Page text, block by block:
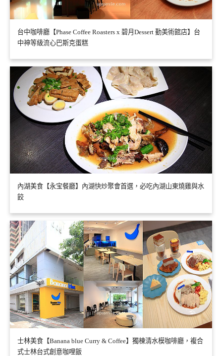
台中咖啡廳【Phase Coffee Roasters x 碧月Dessert 勤美術館店】台
中神等級流心巴斯克蛋糕
內湖美食【永宝餐廳】內湖快炒聚會首選，必吃內湖山東燒雞與水
餃
士林美食【Banana blue Curry & Coffee】獨棟清水模咖啡廳，複合
式士林台式創意咖哩飯